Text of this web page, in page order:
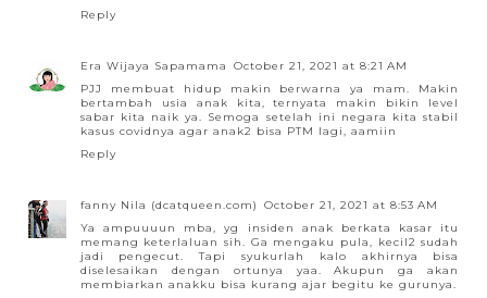
Reply
Era Wijaya Sapamama
October 21, 2021 at 8:21 AM
PJJ membuat hidup makin berwarna ya mam. Makin
bertambah usia anak kita, ternyata makin bikin level
sabar kita naik ya. Semoga setelah ini negara kita stabil
kasus covidnya agar anak2 bisa PTM lagi, aamiin
Reply
fanny Nila (dcatqueen.com)
October 21, 2021 at 8:53 AM
Ya ampuuuun mba, yg insiden anak berkata kasar itu
memang keterlaluan sih. Ga mengaku pula, kecil2 sudah
jadi pengecut. Tapi syukurlah kalo akhirnya bisa
diselesaikan dengan ortunya yaa. Akupun ga akan
membiarkan anakku bisa kurang ajar begitu ke gurunya.